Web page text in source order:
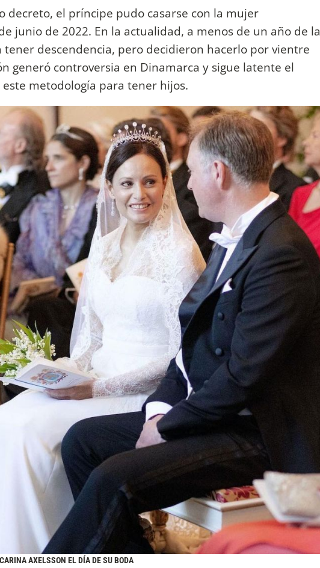
decreto, el príncipe pudo casarse con la mujer
junio de 2022. En la actualidad, a menos de un año de la
tener descendencia, pero decidieron hacerlo por vientre
generó controversia en Dinamarca y sigue latente el
metodología para tener hijos.
AXELSSON EL DÍA DE SU BODA